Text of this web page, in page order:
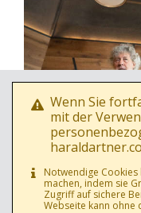
30.09.2019
Wenn Sie
mit der
Notwendige
machen, indem sie
Zugriff auf sichere
Webseite kann ohne